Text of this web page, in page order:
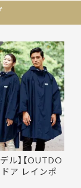
ル】【OUTDO
ア レインポ